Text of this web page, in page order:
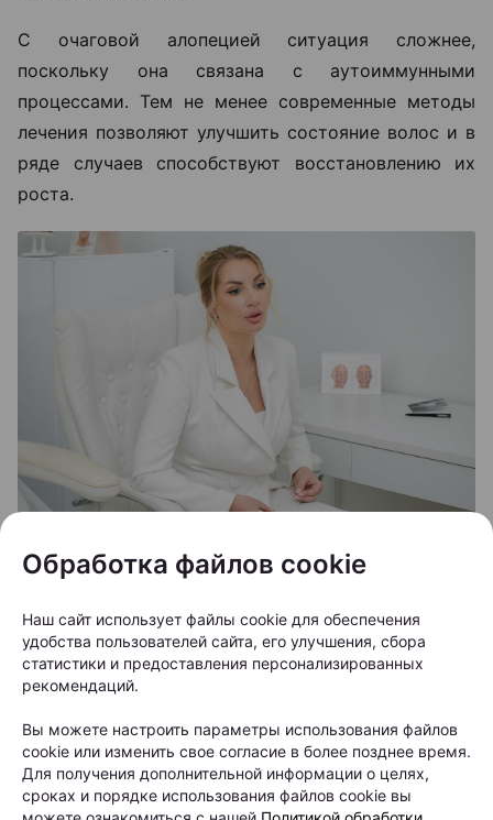
С очаговой алопецией ситуация сложнее,
поскольку она связана с аутоиммунными
процессами. Тем не менее современные методы
лечения позволяют улучшить состояние волос и в
ряде случаев способствуют восстановлению их
роста.
Одним из серьезных видов выпадения волос
состоянии волосяные фолликулы постепенно
уменьшаются в размерах, а волосы становятся все
более тонкими. Полностью остановить
генетически обусловленный процесс невозможно,
однако современные методы терапии могут
способствовать замедлению его развития.
Обработка файлов cookie
Наш сайт использует файлы cookie для обеспечения
удобства пользователей сайта, его улучшения, сбора
статистики и предоставления персонализированных
рекомендаций.
Вы можете настроить параметры использования файлов
cookie или изменить свое согласие в более позднее время.
Для получения дополнительной информации о целях,
сроках и порядке использования файлов cookie вы